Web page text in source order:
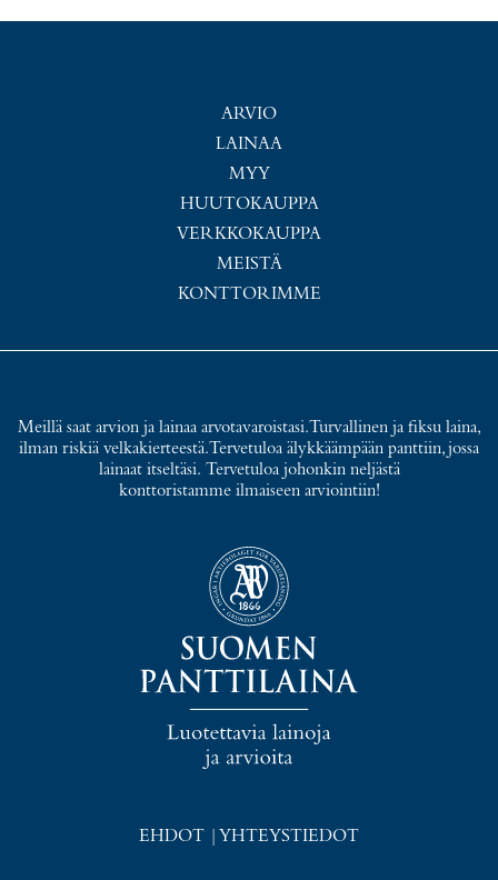
ARVIO
LAINAA
MYY
HUUTOKAUPPA
VERKKOKAUPPA
MEISTÄ
KONTTORIMME
Meillä saat arvion ja lainaa arvotavaroistasi. Turvallinen ja fiksu laina,
ilman riskiä velkakierteestä. Tervetuloa älykkäämpään panttiin, jossa
lainaat itseltäsi. Tervetuloa johonkin neljästä
konttoristamme ilmaiseen arviointiin!
EHDOT YHTEYSTIEDOT